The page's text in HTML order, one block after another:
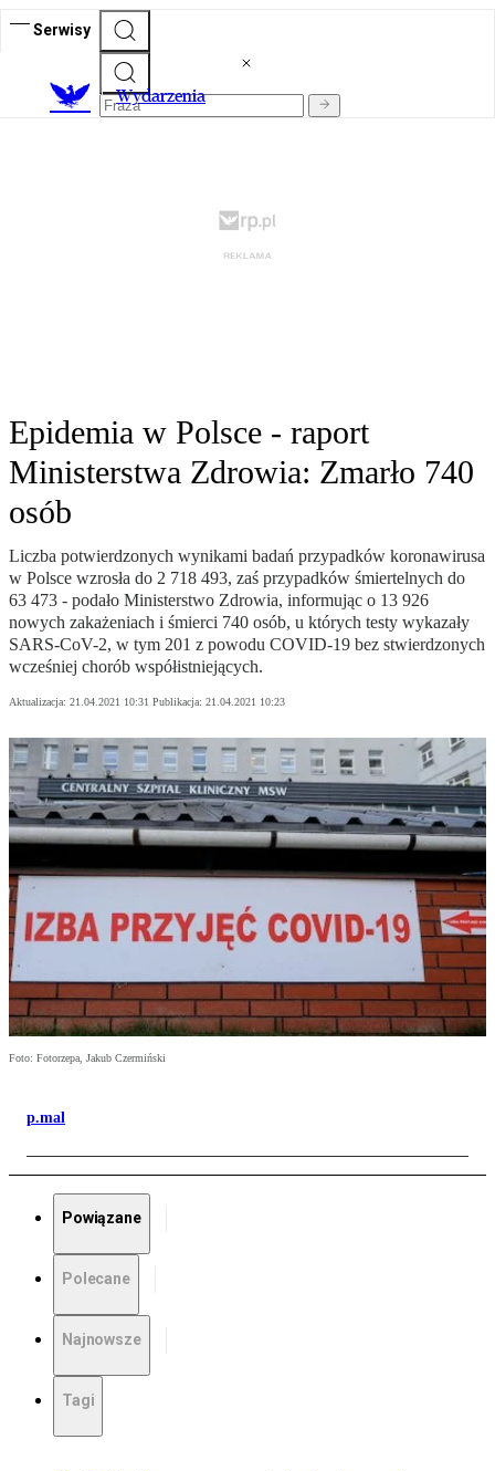
Serwisy
Wydarzenia
Epidemia w Polsce - raport
Ministerstwa Zdrowia: Zmarło 740
osób
Liczba potwierdzonych wynikami badań przypadków koronawirusa
w Polsce wzrosła do 2 718 493, zaś przypadków śmiertelnych do
63 473 - podało Ministerstwo Zdrowia, informując o 13 926
nowych zakażeniach i śmierci 740 osób, u których testy wykazały
SARS-CoV-2, w tym 201 z powodu COVID-19 bez stwierdzonych
wcześniej chorób współistniejących.
Aktualizacja: 21.04.2021 10:31 Publikacja: 21.04.2021 10:23
Foto: Fotorzepa, Jakub Czermiński
p.mal
Powiązane
Polecane
Najnowsze
Tagi